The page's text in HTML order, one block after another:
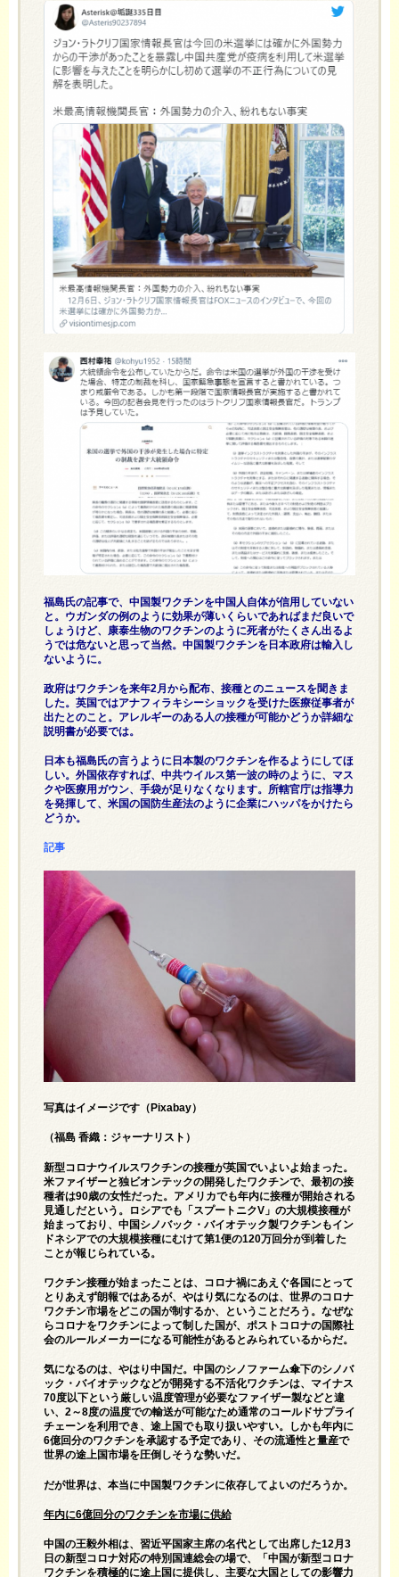
福島氏の記事で、中国製ワクチンを中国人自体が信用していない
と。ウガンダの例のように効果が薄いくらいであればまだ良いで
しょうけど、康泰生物のワクチンのように死者がたくさん出るよ
うでは危ないと思って当然。中国製ワクチンを日本政府は輸入し
ないように。
政府はワクチンを来年2月から配布、接種とのニュースを聞きま
した。英国ではアナフィラキシーショックを受けた医療従事者が
出たとのこと。アレルギーのある人の接種が可能かどうか詳細な
説明書が必要では。
日本も福島氏の言うように日本製のワクチンを作るようにしてほ
しい。外国依存すれば、中共ウイルス第一波の時のように、マス
クや医療用ガウン、手袋が足りなくなります。所轄官庁は指導力
を発揮して、米国の国防生産法のように企業にハッパをかけたら
どうか。
記事
写真はイメージです（Pixabay）
（福島 香織：ジャーナリスト）
新型コロナウイルスワクチンの接種が英国でいよいよ始まった。
米ファイザーと独ビオンテックの開発したワクチンで、最初の接
種者は90歳の女性だった。アメリカでも年内に接種が開始される
見通しだという。ロシアでも「スプートニクV」の大規模接種が
始まっており、中国シノバック・バイオテック製ワクチンもイン
ドネシアでの大規模接種にむけて第1便の120万回分が到着した
ことが報じられている。
ワクチン接種が始まったことは、コロナ禍にあえぐ各国にとって
とりあえず朗報ではあるが、やはり気になるのは、世界のコロナ
ワクチン市場をどこの国が制するか、ということだろう。なぜな
らコロナをワクチンによって制した国が、ポストコロナの国際社
会のルールメーカーになる可能性があるとみられているからだ。
気になるのは、やはり中国だ。中国のシノファーム傘下のシノバ
ック・バイオテックなどが開発する不活化ワクチンは、マイナス
70度以下という厳しい温度管理が必要なファイザー製などと違
い、2～8度の温度での輸送が可能なため通常のコールドサプライ
チェーンを利用でき、途上国でも取り扱いやすい。しかも年内に
6億回分のワクチンを承認する予定であり、その流通性と量産で
世界の途上国市場を圧倒しそうな勢いだ。
だが世界は、本当に中国製ワクチンに依存してよいのだろうか。
年内に6億回分のワクチンを市場に供給
中国の王毅外相は、習近平国家主席の名代として出席した12月3
日の新型コロナ対応の特別国連総会の場で、「中国が新型コロナ
ワクチンを積極的に途上国に提供し、主要な大国としての影響力